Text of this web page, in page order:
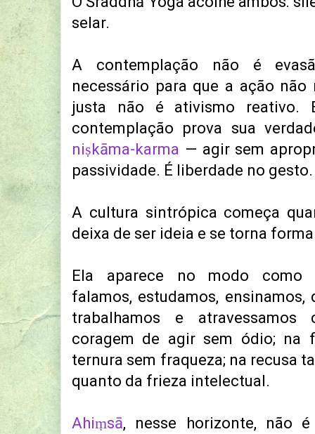
selar.
A contemplação não é
necessário para que a ação
justa não é ativismo
contemplação prova sua
niṣkāma-karma — agir sem
passividade. É liberdade no gesto.
A cultura sintrópica começa
deixa de ser ideia e se torna
Ela aparece no modo como
falamos, estudamos, ensinamos,
trabalhamos e atravessamos
coragem de agir sem ódio; na
ternura sem fraqueza; na recusa
quanto da frieza intelectual.
Ahiṃsā, nesse horizonte, não